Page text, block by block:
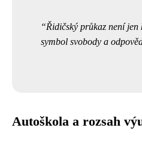
Řidičský průkaz není jen
symbol svobody a
Autoškola a rozsah